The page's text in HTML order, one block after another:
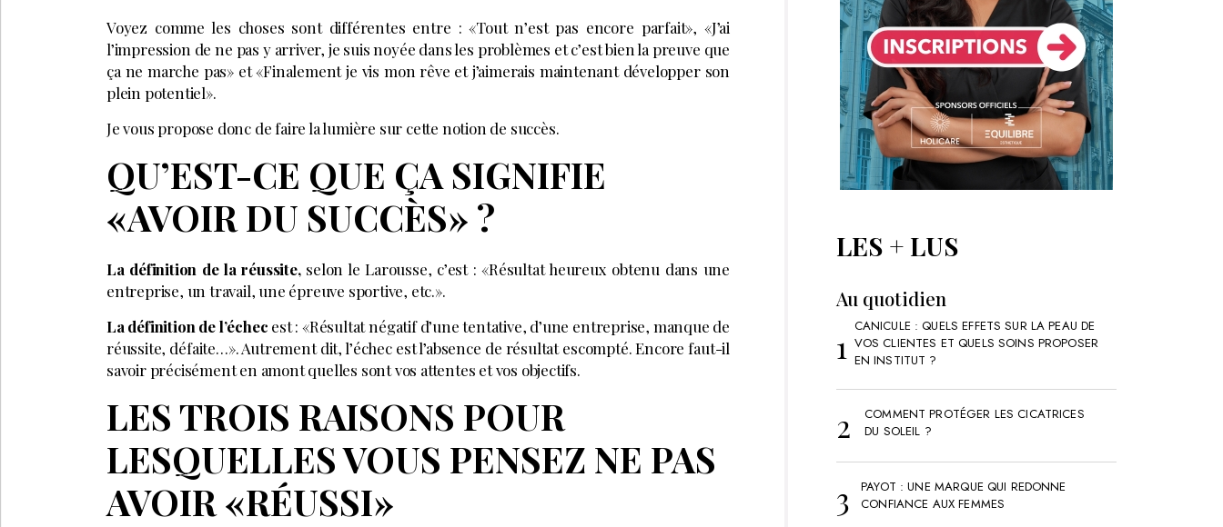
Voyez comme les choses sont différentes entre : «Tout n’est pas encore parfait», «J’ai
l’impression de ne pas y arriver, je suis noyée dans les problèmes et c’est bien la preuve que
ça ne marche pas» et «Finalement je vis mon rêve et j’aimerais maintenant développer son
plein potentiel».
Je vous propose donc de faire la lumière sur cette notion de succès.
QU’EST-CE QUE ÇA SIGNIFIE
«AVOIR DU SUCCÈS» ?
La définition de la réussite, selon le Larousse, c’est : «Résultat heureux obtenu dans une
entreprise, un travail, une épreuve sportive, etc.».
La définition de l’échec est : «Résultat négatif d’une tentative, d’une entreprise, manque de
réussite, défaite…». Autrement dit, l’échec est l’absence de résultat escompté. Encore faut-il
savoir précisément en amont quelles sont vos attentes et vos objectifs.
LES TROIS RAISONS POUR
LESQUELLES VOUS PENSEZ NE PAS
AVOIR «RÉUSSI»
LES + LUS
Au quotidien
CANICULE : QUELS EFFETS SUR LA PEAU DE
VOS CLIENTES ET QUELS SOINS PROPOSER
EN INSTITUT ?
COMMENT PROTÉGER LES CICATRICES
DU SOLEIL ?
PAYOT : UNE MARQUE QUI REDONNE
CONFIANCE AUX FEMMES